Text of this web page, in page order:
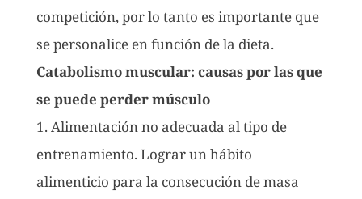
competición, por lo tanto es importante que
se personalice en función de la dieta.
Catabolismo muscular: causas por las que
se puede perder músculo
1. Alimentación no adecuada al tipo de
entrenamiento. Lograr un hábito
alimenticio para la consecución de masa